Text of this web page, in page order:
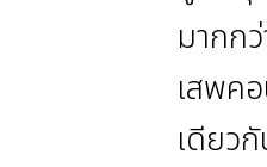
มากก
เสพค
เดียว